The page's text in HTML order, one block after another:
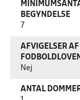
BEGYNDELSE
7
AFVIGELSER
FODBOLDLOVEN
Nej
ANTAL